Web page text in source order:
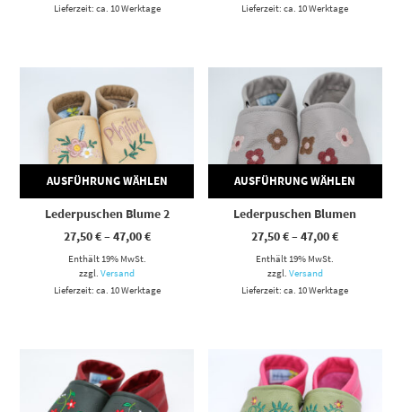
Lieferzeit: ca. 10 Werktage
Lieferzeit: ca. 10 Werktage
AUSFÜHRUNG WÄHLEN
Dieses Produkt weist mehrere Varianten auf. Die Optionen können auf der Produktseite gewählt werden
Lederpuschen Blume 2
27,50€–47,00€Preisspanne:
Enthält 19% MwSt.
zzgl.Versand
Lieferzeit: ca. 10 Werktage
AUSFÜHRUNG WÄHLEN
Dieses Produkt weist mehrere Varianten auf. Die Optionen können auf der Produktseite gewählt werden
Lederpuschen Blumen
27,50€–47,00€
Enthält 19% MwSt.
zzgl. Versand
Lieferzeit: ca. 10 Werktage